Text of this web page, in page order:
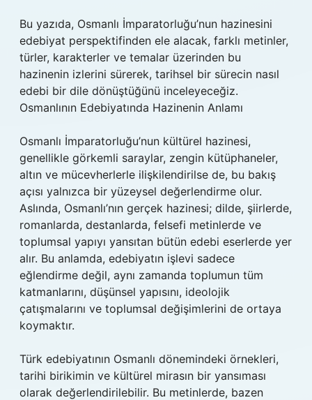
Bu yazıda, Osmanlı İmparatorluğu’nun hazinesini
edebiyat perspektifinden ele alacak, farklı metinler,
türler, karakterler ve temalar üzerinden bu
hazinenin izlerini sürerek, tarihsel bir sürecin nasıl
edebi bir dile dönüştüğünü inceleyeceğiz.
Osmanlının Edebiyatında Hazinenin Anlamı
Osmanlı İmparatorluğu’nun kültürel hazinesi,
genellikle görkemli saraylar, zengin kütüphaneler,
altın ve mücevherlerle ilişkilendirilse de, bu bakış
açısı yalnızca bir yüzeysel değerlendirme olur.
Aslında, Osmanlı’nın gerçek hazinesi; dilde, şiirlerde,
romanlarda, destanlarda, felsefi metinlerde ve
toplumsal yapıyı yansıtan bütün edebi eserlerde yer
alır. Bu anlamda, edebiyatın işlevi sadece
eğlendirme değil, aynı zamanda toplumun tüm
katmanlarını, düşünsel yapısını, ideolojik
çatışmalarını ve toplumsal değişimlerini de ortaya
koymaktır.
Türk edebiyatının Osmanlı dönemindeki örnekleri,
tarihi birikimin ve kültürel mirasın bir yansıması
olarak değerlendirilebilir. Bu metinlerde, bazen